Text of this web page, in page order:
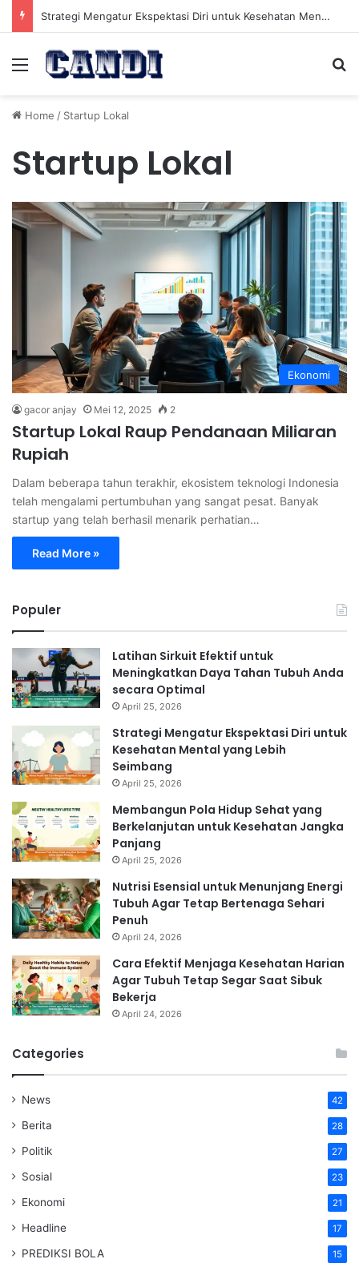
Strategi Mengatur Ekspektasi Diri untuk Kesehatan Mental yang Lebih Seimbang
Menu
Home / Startup Lokal
Startup Lokal
Ekonomi
gacor anjay Mei 12, 2025 2
Startup Lokal Raup Pendanaan Miliaran
Rupiah
Dalam beberapa tahun terakhir, ekosistem teknologi Indonesia
telah mengalami pertumbuhan yang sangat pesat. Banyak
startup yang telah berhasil menarik perhatian…
Read More »
Populer
Latihan Sirkuit Efektif untuk
Meningkatkan Daya Tahan Tubuh Anda
secara Optimal
April 25, 2026
Strategi Mengatur Ekspektasi Diri untuk
Kesehatan Mental yang Lebih
Seimbang
April 25, 2026
Membangun Pola Hidup Sehat yang
Berkelanjutan untuk Kesehatan Jangka
Panjang
April 25, 2026
Nutrisi Esensial untuk Menunjang Energi
Tubuh Agar Tetap Bertenaga Sehari
Penuh
April 24, 2026
Cara Efektif Menjaga Kesehatan Harian
Agar Tubuh Tetap Segar Saat Sibuk
Bekerja
April 24, 2026
Categories
News 42
Berita 28
Politik 27
Sosial 23
Ekonomi 21
Headline 17
PREDIKSI BOLA 15